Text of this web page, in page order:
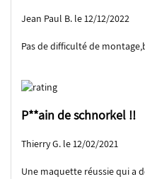
Jean Paul B. le 12/12/2022
Pas de difficulté de
P**ain de schnorkel !!
Thierry G. le 12/02/2021
Une maquette réussie qui a